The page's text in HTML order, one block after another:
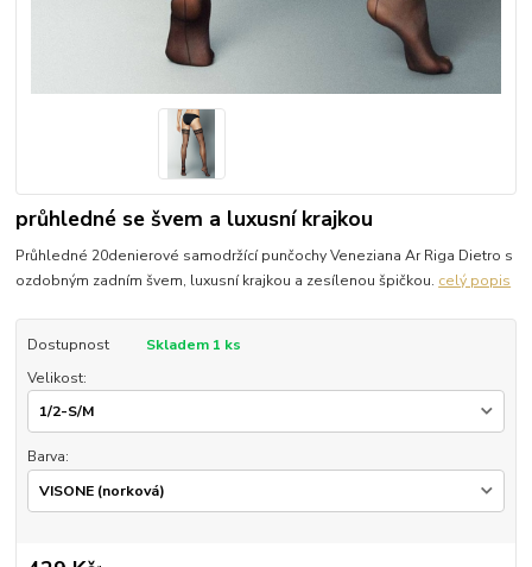
průhledné se švem a luxusní krajkou
Průhledné 20denierové samodržící punčochy Veneziana Ar Riga Dietro s
ozdobným zadním švem, luxusní krajkou a zesílenou špičkou. celý popis
Dostupnost
Skladem 1 ks
Velikost:
Barva: